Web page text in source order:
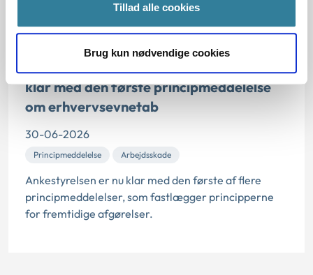
Tillad alle cookies
Brug kun nødvendige cookies
Efter højesteretsdom er Ankestyrelsen
klar med den første principmeddelelse
om erhvervsevnetab
30-06-2026
Principmeddelelse Arbejdsskade
Ankestyrelsen er nu klar med den første af flere
principmeddelelser, som fastlægger principperne
for fremtidige afgørelser.